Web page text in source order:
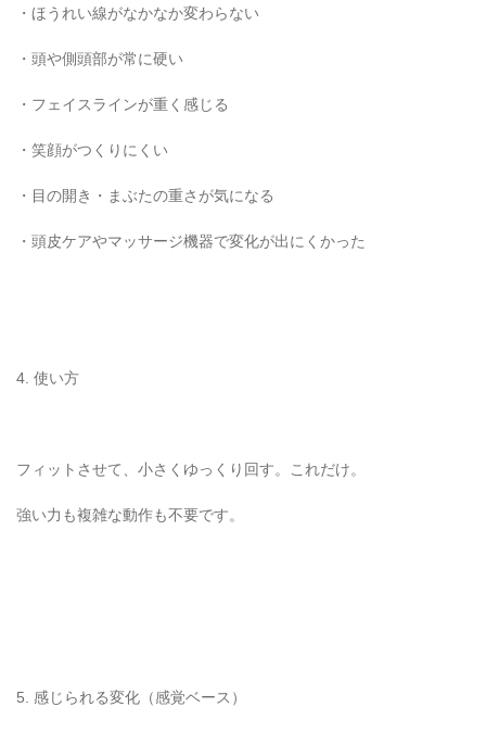
・ほうれい線がなかなか変わらない
・頭や側頭部が常に硬い
・フェイスラインが重く感じる
・笑顔がつくりにくい
・目の開き・まぶたの重さが気になる
・頭皮ケアやマッサージ機器で変化が出にくかった
4. 使い方
フィットさせて、小さくゆっくり回す。これだけ。
強い力も複雑な動作も不要です。
5. 感じられる変化（感覚ベース）